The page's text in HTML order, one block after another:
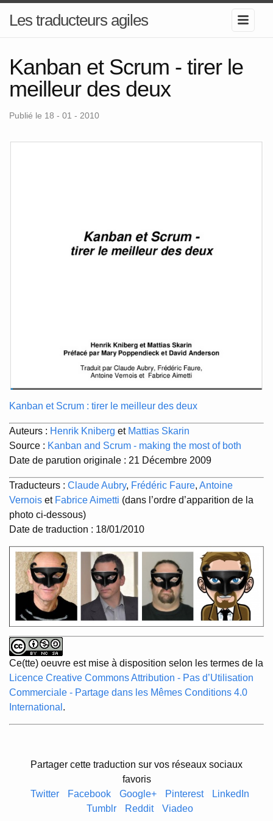
Les traducteurs agiles
Kanban et Scrum - tirer le
meilleur des deux
Publié le 18 - 01 - 2010
Kanban et Scrum : tirer le meilleur des deux
Auteurs : Henrik Kniberg et Mattias Skarin
Source : Kanban and Scrum - making the most of both
Date de parution originale : 21 Décembre 2009
Traducteurs : Claude Aubry, Frédéric Faure, Antoine
Vernois et Fabrice Aimetti (dans l’ordre d’apparition de la
photo ci-dessous)
Date de traduction : 18/01/2010
Ce(tte) oeuvre est mise à disposition selon les termes de la
Licence Creative Commons Attribution - Pas d’Utilisation
Commerciale - Partage dans les Mêmes Conditions 4.0
International .
Partager cette traduction sur vos réseaux sociaux
favoris
Twitter
Facebook Google+ Pinterest
LinkedIn
Tumblr
Reddit Viadeo